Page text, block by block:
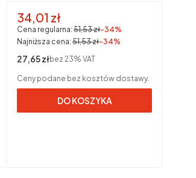
Cena promocyjna brutto
34,01 zł
Cena regularna: 51,53 zł-34%
Najniższa cena: 51,53 zł-34%
Cena netto
27,65 złbez 23% VAT
Ceny podane bez kosztów dostawy.
DO KOSZYKA